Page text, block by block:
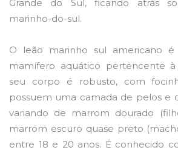
Grande do Sul, ficando atrás
marinho-do-sul.
O leão marinho sul americano
mamífero aquático pertencente à
seu corpo é robusto, com
possuem uma camada de pelos e
variando de marrom dourado
marrom escuro quase preto
entre 18 e 20 anos. É conhecido